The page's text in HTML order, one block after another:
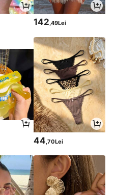
142,49Lei
44 ,70Lei